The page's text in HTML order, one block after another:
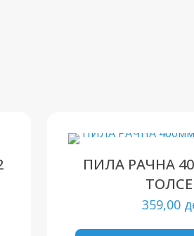
ПИЛА РАЧНА
359,00